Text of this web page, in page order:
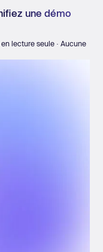
une démo
lecture seule · Aucune